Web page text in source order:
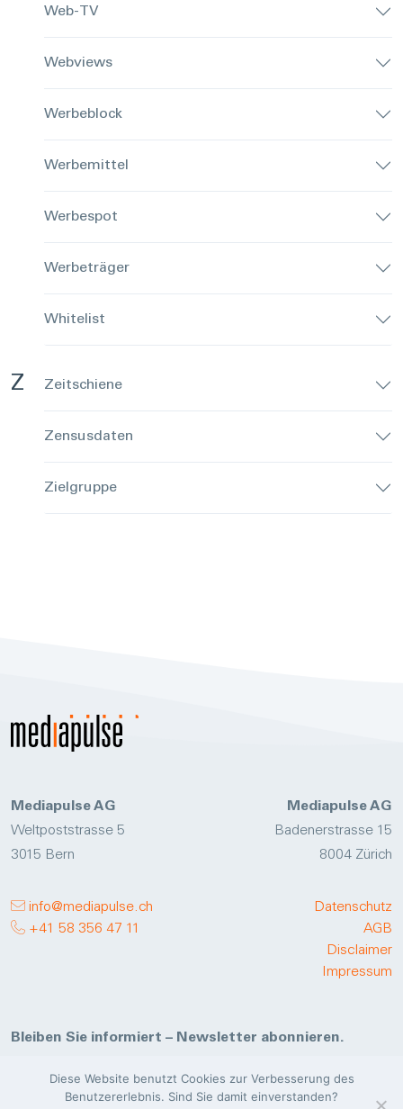
Web-TV
Webviews
Werbeblock
Werbemittel
Werbespot
Werbeträger
Whitelist
Z Zeitschiene
Zensusdaten
Zielgruppe
Mediapulse AG
Weltpoststrasse 5
3015 Bern
Mediapulse AG
Badenerstrasse 15
8004 Zürich
info@mediapulse.ch
+41 58 356 47 11
Datenschutz
AGB
Disclaimer
Impressum
Bleiben Sie informiert – Newsletter abonnieren.
Jetzt anmelden
Diese Website benutzt Cookies zur Verbesserung des
Benutzererlebnis. Sind Sie damit einverstanden?